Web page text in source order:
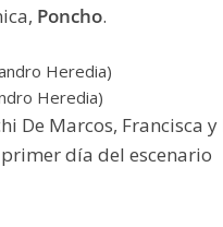
Poncho.
Heredia)
De Marcos, Francisca y
día del escenario